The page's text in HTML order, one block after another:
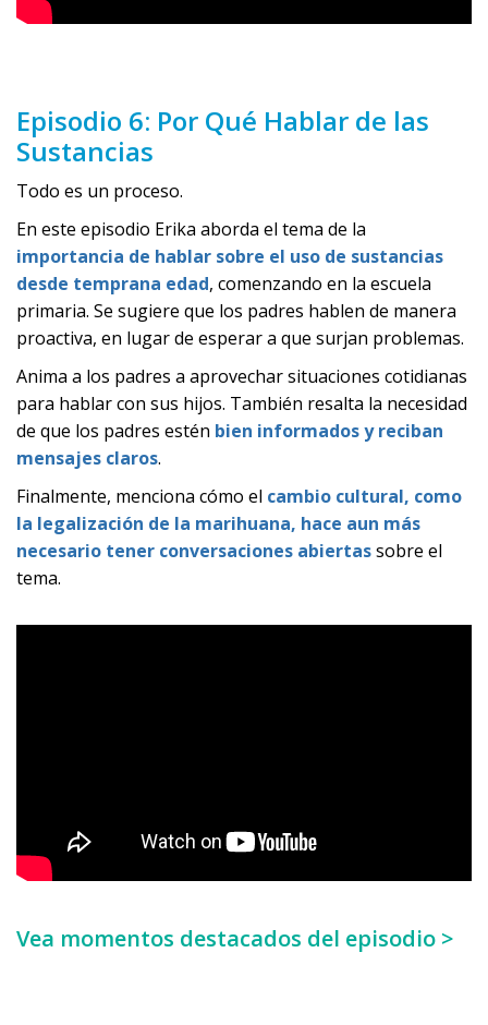
Episodio 6: Por Qué Hablar de las
Sustancias
Todo es un proceso.
En este episodio Erika aborda el tema de la
importancia de hablar sobre el uso de sustancias
desde temprana edad, comenzando en la escuela
primaria. Se sugiere que los padres hablen de manera
proactiva, en lugar de esperar a que surjan problemas.
Anima a los padres a aprovechar situaciones cotidianas
para hablar con sus hijos. También resalta la necesidad
de que los padres estén bien informados y reciban
mensajes claros.
Finalmente, menciona cómo el cambio cultural, como
la legalización de la marihuana, hace aun más
necesario tener conversaciones abiertassobre el
tema.
Vea momentos destacados del episodio >